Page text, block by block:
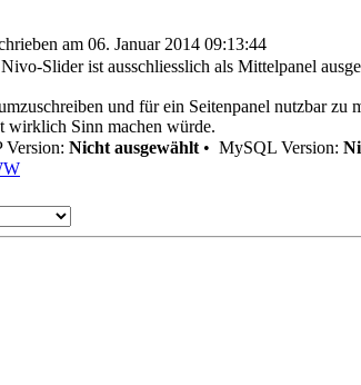
am 06. Januar 2014 09:13:44
Slider ist ausschliesslich als Mittelpanel
und für ein Seitenpanel nutzbar zu
wirklich Sinn machen würde.
Version: Nicht ausgewählt • MySQL Version: